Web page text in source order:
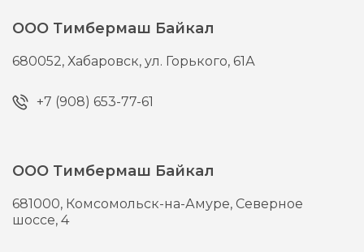
ООО Тимбермаш Байкал
680052,Хабаровск,ул. Горького, 61А
+7 (908) 653-77-61
ООО Тимбермаш Байкал
681000, Комсомольск-на-Амуре, Северное
шоссе, 4